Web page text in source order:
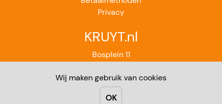
Wij maken gebruik van cookies
OK
Privacy
KRUYT.nl
Bosplein 11
071-4012851
Contact